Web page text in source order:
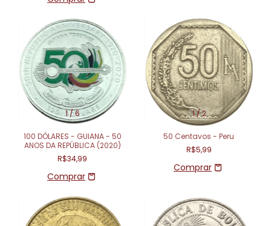
1/6
100 DÓLARES - GUIANA - 50
ANOS DA REPÚBLICA (2020)
R$34,99
1/2
50 Centavos - Peru
R$5,99